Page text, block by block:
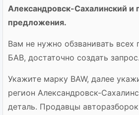
Александровск-Сахалинский и
предложения.
Вам не нужно обзванивать всех
БАВ, достаточно создать запрос.
Укажите марку BAW, далее
регион Александровск-
деталь. Продавцы авторазборок